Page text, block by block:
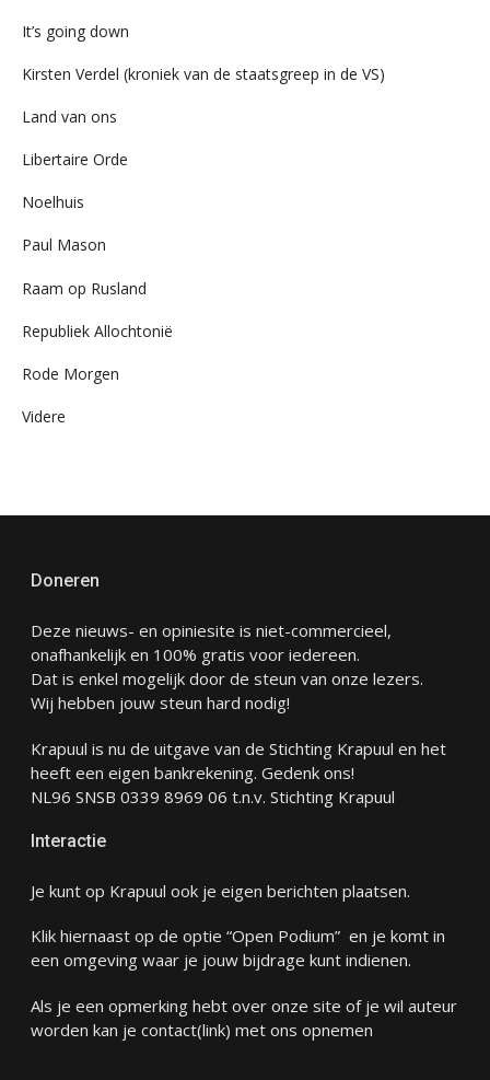
It’s going down
Kirsten Verdel (kroniek van de staatsgreep in de VS)
Land van ons
Libertaire Orde
Noelhuis
Paul Mason
Raam op Rusland
Republiek Allochtonië
Rode Morgen
Videre
Doneren
Deze nieuws- en opiniesite is niet-commercieel,
onafhankelijk en 100% gratis voor iedereen.
Dat is enkel mogelijk door de steun van onze lezers.
Wij hebben jouw steun hard nodig!
Krapuul is nu de uitgave van de Stichting Krapuul en het
heeft een eigen bankrekening. Gedenk ons!
NL96 SNSB 0339 8969 06 t.n.v. Stichting Krapuul
Interactie
Je kunt op Krapuul ook je eigen berichten plaatsen.
Klik hiernaast op de optie “Open Podium” en je komt in
een omgeving waar je jouw bijdrage kunt indienen.
Als je een opmerking hebt over onze site of je wil auteur
worden kan je contact(link) met ons opnemen